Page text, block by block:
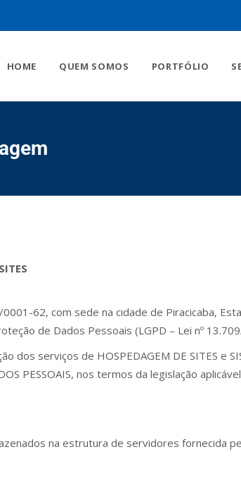
HOME QUEM SOMOS PORTFÓLIO
62, com sede na cidade de Piracicaba,
de Dados Pessoais (LGPD – Lei nº
dos serviços de HOSPEDAGEM DE SITES e
PESSOAIS, nos termos da legislação
na estrutura de servidores fornecida